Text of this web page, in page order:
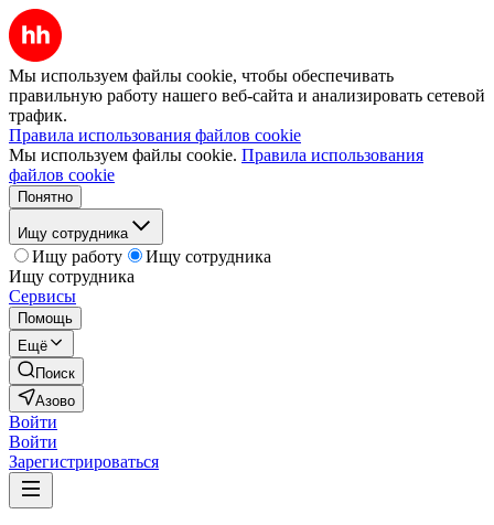
Мы используем файлы cookie, чтобы обеспечивать
правильную работу нашего веб-сайта и анализировать сетевой
трафик.
Правила использования файлов cookie
Мы используем файлы cookie. Правила использования
файлов cookie
Понятно
Ищу сотрудника
Ищу работу
Ищу сотрудника
Ищу сотрудника
Сервисы
Помощь
Ещё
Поиск
Азово
Войти
Войти
Зарегистрироваться